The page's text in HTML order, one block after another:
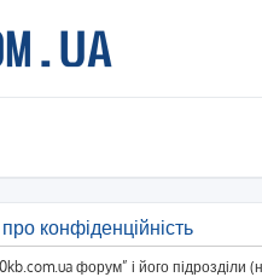
конфіденційність
форум” і його підрозділи